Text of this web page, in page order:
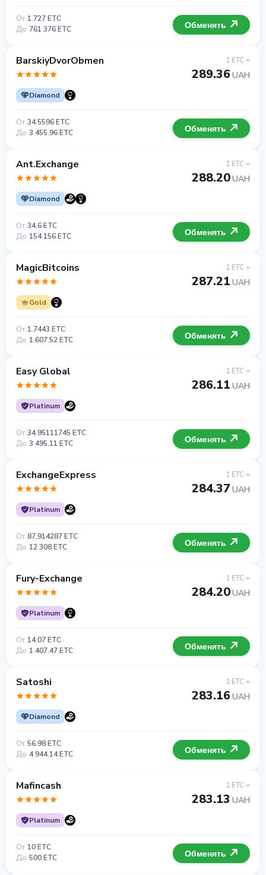
От 1.727 ETC
До 761 376 ETC Обменять
BarskiyDvorObmen
Diamond
1 ETC =
289.36 UAH
От 34.5596 ETC
До 3 455.96 ETC Обменять
Ant.Exchange
Diamond
1 ETC =
288.20UAH
От 34.6 ETC
До 154 156 ETC Обменять
MagicBitcoins
Gold
1 ETC =
287.21 UAH
От 1.7443 ETC
До 1 607.52 ETC Обменять
Easy Global
Platinum
1 ETC =
286.11 UAH
От 34.95111745 ETC
До 3 495.11 ETC Обменять
ExchangeExpress
Platinum
1 ETC =
284.37 UAH
От 87.914287 ETC
До 12 308 ETC Обменять
Fury-Exchange
Platinum
1 ETC =
284.20UAH
От 14.07 ETC
До 1 407.47 ETC Обменять
Satoshi
Diamond
1 ETC =
283.16 UAH
От 56.98 ETC
До 4 944.14 ETC Обменять
Mafincash
Platinum
1 ETC =
283.13 UAH
От 10 ETC
До 500 ETC Обменять